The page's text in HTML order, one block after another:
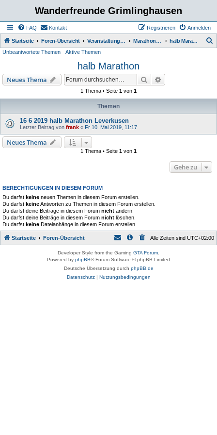
Wanderfreunde Grimlinghausen
FAQ Kontakt Anmelden
Registrieren
Startseite Foren-Übersicht Veranstaltungen / Wanderungen Marathon / halb Marathon halb Marathon
Unbeantwortete Themen Aktive Themen
halb Marathon
Neues Thema Suche
1 Thema • Seite 1 von 1
Themen
16 6 2019 halb Marathon Leverkusen
Letzter Beitrag von frank « Fr 10. Mai 2019, 11:17
Neues Thema
1 Thema • Seite 1 von 1
Gehe zu
BERECHTIGUNGEN IN DIESEM FORUM
Du darfst keine neuen Themen in diesem Forum erstellen.
Du darfst keineAntworten zu Themen in diesem Forum erstellen.
Du darfst deine Beiträge in diesem Forum nicht ändern.
Du darfst deine Beiträge in diesem Forum nicht löschen.
Du darfst keine Dateianhänge in diesem Forum erstellen.
Startseite Foren-Übersicht Alle Zeiten sind UTC+02:00
Developer Style from the Gaming GTA Forum
Powered by phpBB® Forum Software © phpBB Limited
Deutsche Übersetzung durch phpBB.de
Datenschutz| Nutzungsbedingungen